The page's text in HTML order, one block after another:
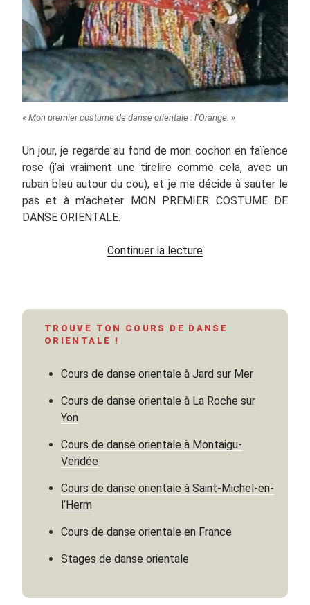
« Mon premier costume de danse orientale : l’Orange. »
Un jour, je regarde au fond de mon cochon en faïence
rose (j’ai vraiment une tirelire comme cela, avec un
ruban bleu autour du cou), et je me décide à sauter le
pas et à m’acheter MON PREMIER COSTUME DE
DANSE ORIENTALE.
Continuer la lecturede
orientale
est-
il
? »
TROUVE TON COURS DE DANSE
ORIENTALE !
Cours de danse orientale à Jard sur Mer
Cours de danse orientale à La Roche sur
Yon
Cours de danse orientale à Montaigu-
Vendée
Cours de danse orientale à Saint-Michel-en-
l’Herm
Cours de danse orientale en France
Stages de danse orientale